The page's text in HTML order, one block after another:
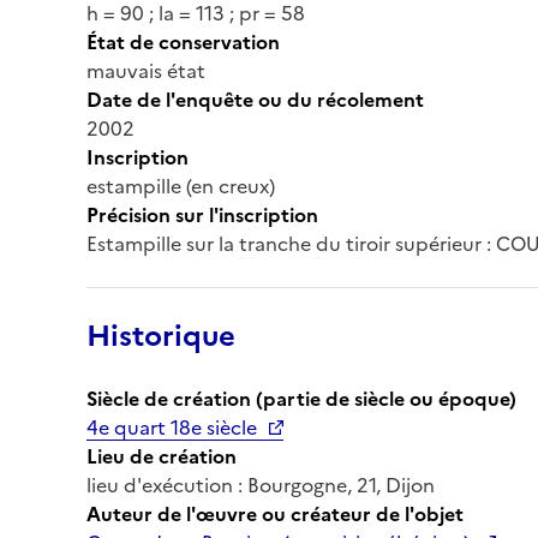
h = 90 ; la = 113 ; pr = 58
État de conservation
mauvais état
Date de l'enquête ou du récolement
2002
Inscription
estampille (en creux)
Précision sur l'inscription
Estampille sur la tranche du tiroir supérieur :
Historique
Siècle de création (partie de siècle ou époque)
4e quart 18e siècle
Lieu de création
lieu d'exécution : Bourgogne, 21, Dijon
Auteur de l'œuvre ou créateur de l'objet